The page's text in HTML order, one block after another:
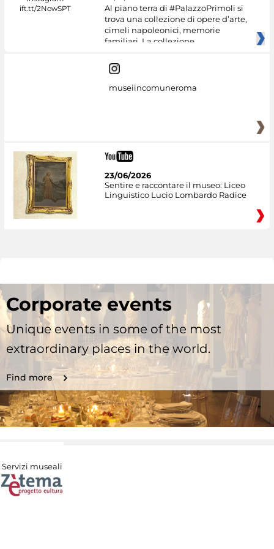
Al piano terra di #PalazzoPrimoli si
trova una collezione di opere d’arte,
cimeli napoleonici, memorie
familiari. La collezione
museiincomuneroma
23/06/2026
Sentire e raccontare il museo: Liceo
Linguistico Lucio Lombardo Radice
Corporate events
Unique events in some of the most
extraordinary places in the world.
Find more
Servizi museali